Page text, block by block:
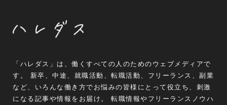
「ハレダス」は、働くすべての人のためのウェブメディアで
す。 新卒、中途、就職活動、転職活動、フリーランス、副業
など、いろんな働き方でお悩みの皆様にとって役立ち、刺激
になる記事や情報をお届け。 転職情報やフリーランスノウハ